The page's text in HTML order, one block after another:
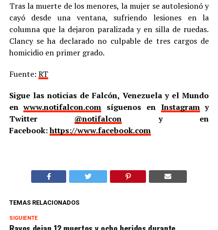
Tras la muerte de los menores, la mujer se autolesionó y
cayó desde una ventana, sufriendo lesiones en la
columna que la dejaron paralizada y en silla de ruedas.
Clancy se ha declarado no culpable de tres cargos de
homicidio en primer grado.
Fuente: RT
Sigue las noticias de Falcón, Venezuela y el Mundo
enwww.notifalcon.com síguenos en Instagramy
Twitter @notifalcony en
Facebook:https://www.facebook.com
TEMAS RELACIONADOS
SIGUIENTE